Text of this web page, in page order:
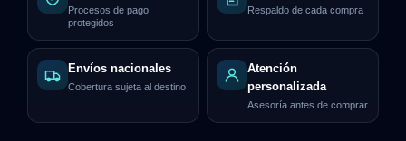
Procesos de pago
protegidos
Respaldo de cada compra
Envíos nacionales
Cobertura sujeta al destino
Atención
personalizada
Asesoría antes de comprar